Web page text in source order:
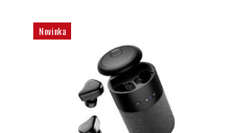
Novinka